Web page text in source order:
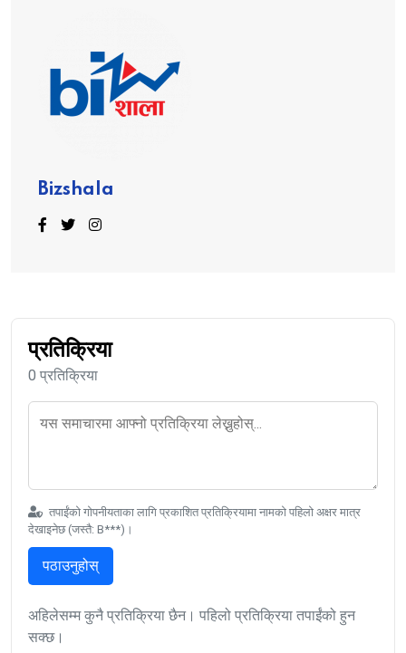
Bizshala
प्रतिक्रिया
0 प्रतिक्रिया
तपाईंको गोपनीयताका लागि प्रकाशित प्रतिक्रियामा नामको पहिलो अक्षर मात्र
देखाइनेछ (जस्तै: B***)।
पठाउनुहोस्
अहिलेसम्म कुनै प्रतिक्रिया छैन। पहिलो प्रतिक्रिया तपाईंको हुन
सक्छ।